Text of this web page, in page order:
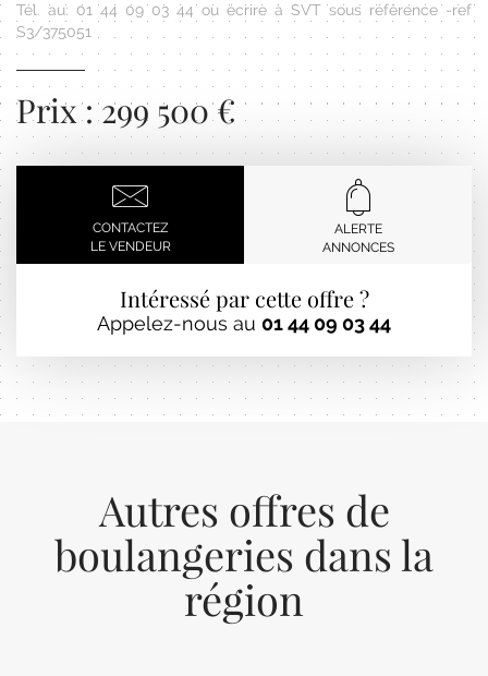
Tél. au: 01 44 09 03 44 ou écrire à SVT sous référence -ref
S3/375051
Prix : 299 500 €
CONTACTEZ
LE VENDEUR
ALERTE
ANNONCES
Intéressé par cette offre ?
Appelez-nous au 01 44 09 03 44
Autres offres de
boulangeries dans la
région